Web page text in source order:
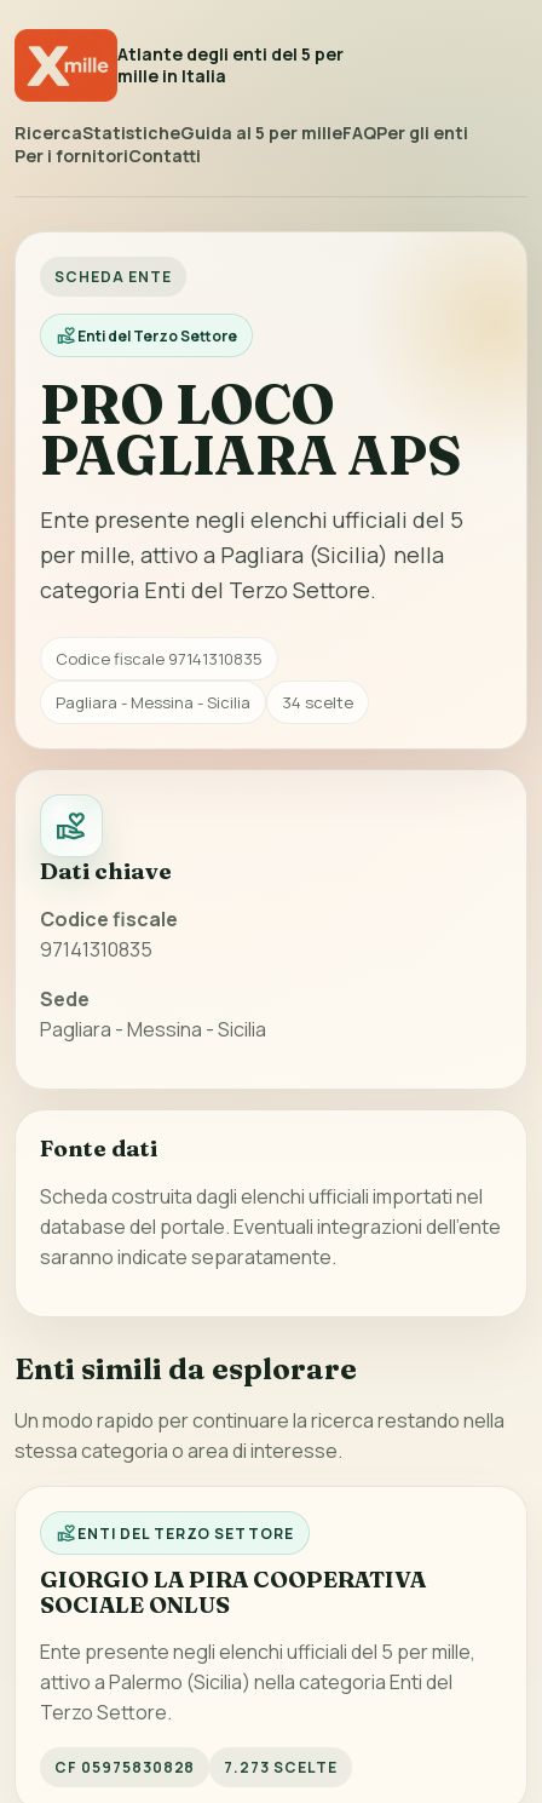
Atlante degli enti del 5 per
mille in Italia
RicercaStatisticheGuida al 5 per milleFAQPer gli enti
Per i fornitoriContatti
SCHEDA ENTE
Enti del Terzo Settore
PRO LOCO
PAGLIARA APS
Ente presente negli elenchi ufficiali del 5
per mille, attivo a Pagliara (Sicilia) nella
categoria Enti del Terzo Settore.
Codice fiscale 97141310835
Pagliara - Messina - Sicilia
34 scelte
Dati chiave
Codice fiscale
97141310835
Sede
Pagliara - Messina - Sicilia
Fonte dati
Scheda costruita dagli elenchi ufficiali importati nel
database del portale. Eventuali integrazioni dell’ente
saranno indicate separatamente.
Enti simili da esplorare
Un modo rapido per continuare la ricerca restando nella
stessa categoria o area di interesse.
ENTI DEL TERZO SETTORE
GIORGIO LA PIRA COOPERATIVA
SOCIALE ONLUS
Ente presente negli elenchi ufficiali del 5 per mille,
attivo a Palermo (Sicilia) nella categoria Enti del
Terzo Settore.
CF 05975830828 7.273 SCELTE